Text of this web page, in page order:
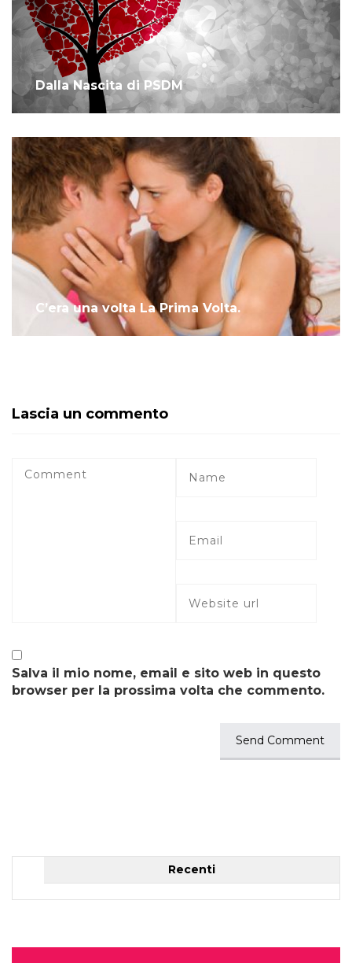
Dalla Nascita di PSDM
C’era una volta La Prima Volta.
Lascia un commento
Salva il mio nome, email e sito web in questo
browser per la prossima volta che commento.
Recenti